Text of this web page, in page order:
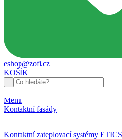
eshop@zofi.cz
KOŠÍK
Menu
Kontaktní fasády
Kontaktní zateplovací systémy ETICS